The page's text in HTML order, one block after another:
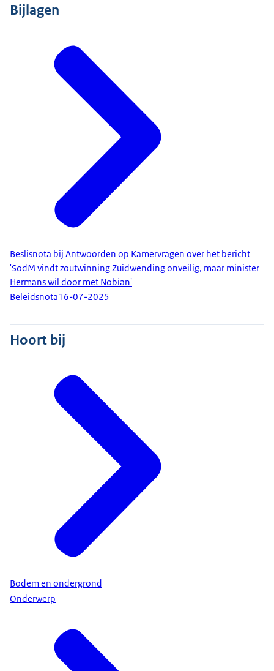
Bijlagen
Beslisnota bij Antwoorden op Kamervragen over het bericht
'SodM vindt zoutwinning Zuidwending onveilig, maar minister
Hermans wil door met Nobian'
Beleidsnota16-07-2025
Hoort bij
Bodem en ondergrond
Onderwerp